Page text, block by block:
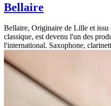
Bellaire
Bellaire, Originaire de Lille et issu
classique, est devenu l'un des
l'international. Saxophone,